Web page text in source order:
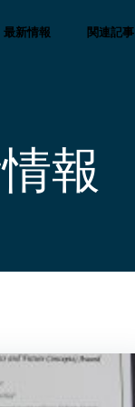
最新情報 関連記事
報